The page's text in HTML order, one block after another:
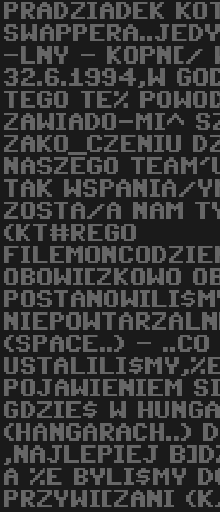
PRADZIADEK
-LNY - KOPN[/
32.6.1994,W
TEGO TE%
ZAWIADO-MI^
ZAKO_CZENIU
NASZEGO
TAK WSPANIA/
ZOSTA/A NAM
(KT#REGO
OBOWI[ZKOWO
(SPACE..) - ..CO
POJAWIENIEM
GDZIE$ W
(HANGARACH..)
,NAJLEPIEJ
A %E BYLI$MY
PRZYWI[ZANI